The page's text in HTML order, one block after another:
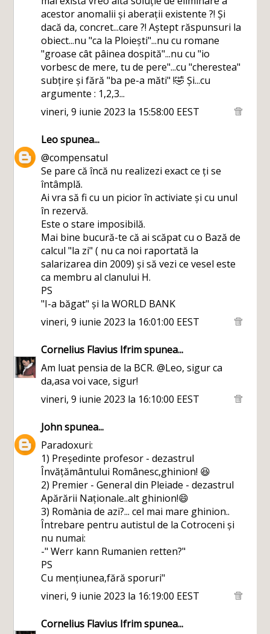
acestor anomalii și aberații existente ?! Și
dacă da, concret...care ?! Aștept răspunsuri la
obiect...nu "ca la Ploiești"...nu cu romane
"groase cât pâinea dospită"...nu cu "io
vorbesc de mere, tu de pere"...cu "cherestea"
subțire și fără "ba pe-a măti" !🤣 Și...cu
argumente : 1,2,3...
vineri, 9 iunie 2023 la 15:58:00 EEST
Leospunea...
@compensatul
Se pare că încă nu realizezi exact ce ți se
întâmplă.
Ai vra să fi cu un picior în activiate și cu unul
în rezervă.
Este o stare imposibilă.
Mai bine bucură-te că ai scăpat cu o Bază de
calcul "la zi" ( nu ca noi raportată la
salarizarea din 2009) și să vezi ce vesel este
ca membru al clanului H.
PS
"I-a băgat" și la WORLD BANK
vineri, 9 iunie 2023 la 16:01:00 EEST
Cornelius Flavius Ifrimspunea...
Am luat pensia de la BCR. @Leo, sigur ca
da,asa voi vace, sigur!
vineri, 9 iunie 2023 la 16:10:00 EEST
Johnspunea...
Paradoxuri:
1) Președinte profesor - dezastrul
Învățământului Românesc,ghinion! 😆
2) Premier - General din Pleiade - dezastrul
Apărării Naționale..alt ghinion!😄
3) Romània de azi?... cel mai mare ghinion..
Întrebare pentru autistul de la Cotroceni și
nu numai:
-" Werr kann Rumanien retten?"
PS
Cu mențiunea,fără sporuri"
vineri, 9 iunie 2023 la 16:19:00 EEST
Cornelius Flavius Ifrimspunea...